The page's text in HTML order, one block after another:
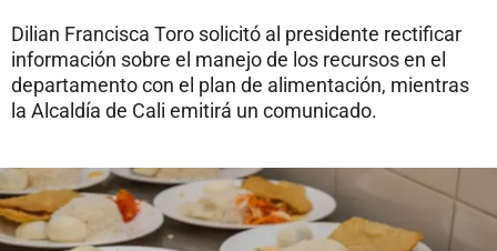
Dilian Francisca Toro solicitó al presidente rectificar
información sobre el manejo de los recursos en el
departamento con el plan de alimentación, mientras
la Alcaldía de Cali emitirá un comunicado.